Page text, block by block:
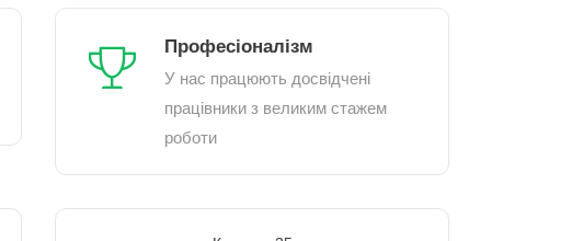
Професіоналізм
У нас працюють досвідчені
працівники з великим стажем
роботи